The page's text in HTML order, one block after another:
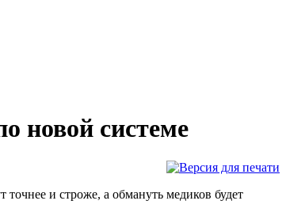
новой системе
точнее и строже, а обмануть медиков будет